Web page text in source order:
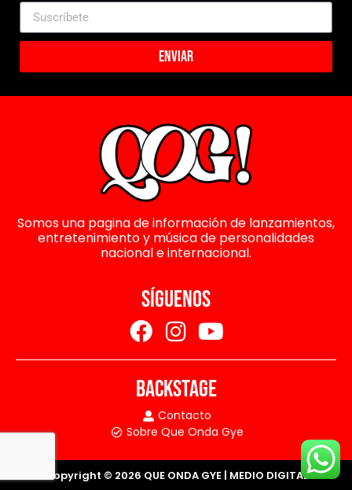
Enviar
Somos una pagina de información de lanzamientos,
entretenimiento y música de personalidades
nacional e internacional.
SÍGUENOS
BACKSTAGE
Contacto
Sobre Que Onda Gye
Copyright © 2026 QUE ONDA GYE | MEDIO DIGITAL